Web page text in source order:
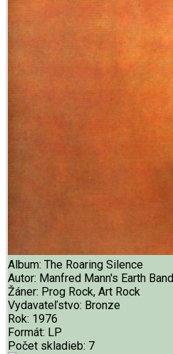
Album: The Roaring Silence
Autor: Manfred Mann's Earth Band
Žáner: Prog Rock, Art Rock
Vydavateľstvo: Bronze
Rok: 1976
Formát: LP
Počet skladieb: 7